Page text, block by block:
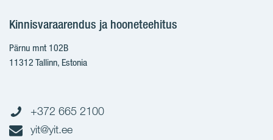
Kinnisvaraarendus ja hooneteehitus
Pärnu mnt 102B
11312 Tallinn, Estonia
+372 665 2100
yit@yit.ee